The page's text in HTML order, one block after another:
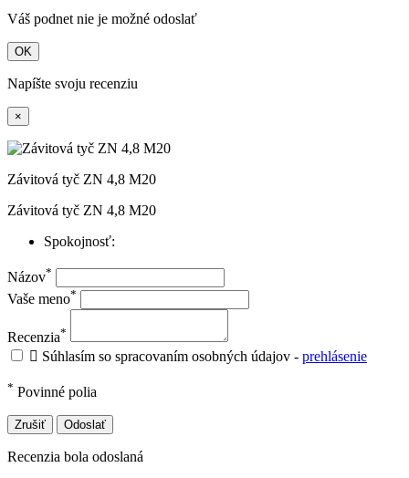
Váš podnet nie je možné odoslať
OK
Napíšte svoju recenziu
×
Závitová tyč ZN 4,8 M20
Závitová tyč ZN 4,8 M20
Spokojnosť:
Názov*
Vaše meno*
Recenzia*
 Súhlasím so spracovaním osobných údajov - prehlásenie
* Povinné polia
Zrušiť Odoslať
Recenzia bola odoslaná